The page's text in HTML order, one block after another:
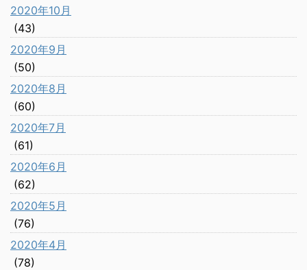
2020年10月
(43)
2020年9月
(50)
2020年8月
(60)
2020年7月
(61)
2020年6月
(62)
2020年5月
(76)
2020年4月
(78)